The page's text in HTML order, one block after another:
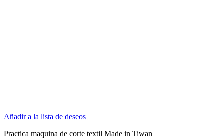
Añadir a la lista de deseos
Practica maquina de corte textil Made in Tiwan